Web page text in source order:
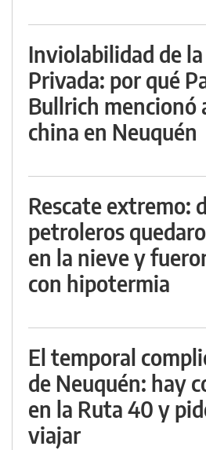
Inviolabilidad de
Privada: por qué
Bullrich mencionó
china en Neuquén
Rescate extremo:
petroleros
en la nieve y
con hipotermia
El temporal
de Neuquén: hay
en la Ruta 40 y
viajar